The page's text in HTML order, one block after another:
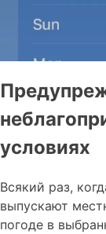
условиях
Всякий раз,
выпускают
погоде в